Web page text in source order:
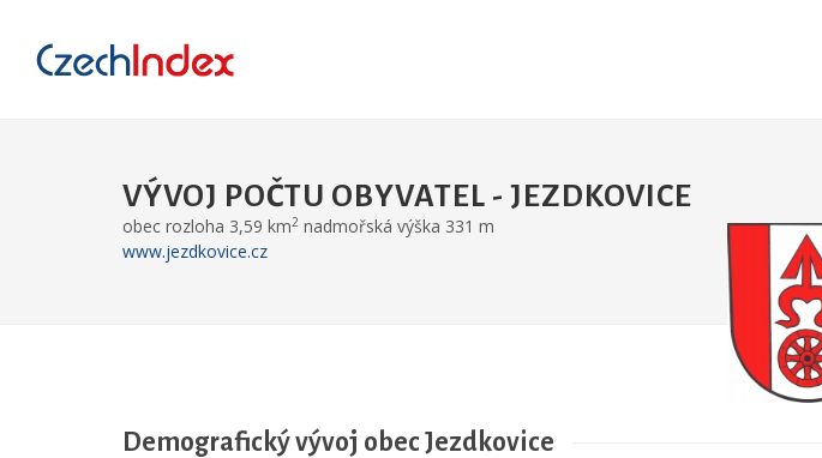
VÝVOJ POČTU OBYVATEL - JEZDKOVICE
obec rozloha 3,59 km2 nadmořská výška 331 m
www.jezdkovice.cz
Demografický vývoj obec Jezdkovice